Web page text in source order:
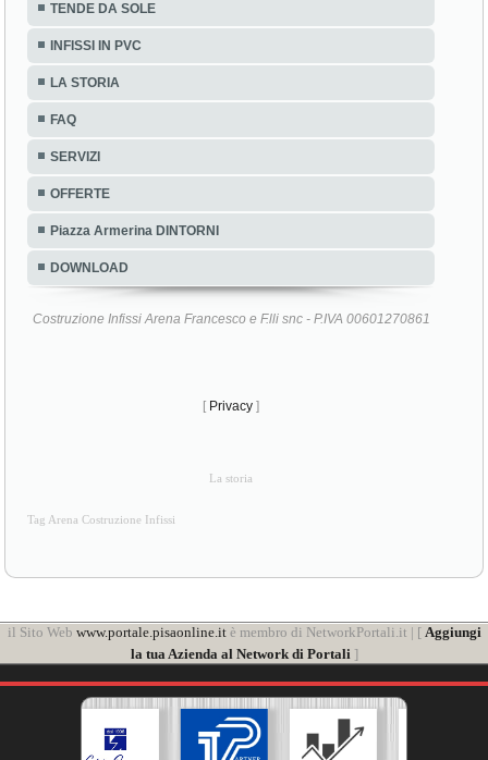
TENDE DA SOLE
INFISSI IN PVC
LA STORIA
FAQ
SERVIZI
OFFERTE
Piazza Armerina DINTORNI
DOWNLOAD
Costruzione Infissi Arena Francesco e F.lli snc - P.IVA 00601270861
[ Privacy ]
La storia
Tag Arena Costruzione Infissi
il Sito Web www.portale.pisaonline.itè membro di NetworkPortali.it | [ Aggiungi
la tua Azienda al Network di Portali]